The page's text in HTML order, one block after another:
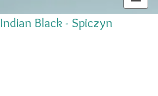
Indian Black - Spiczyn